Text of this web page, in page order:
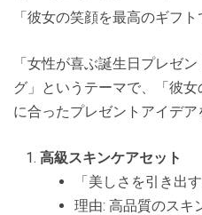
「彼女の笑顔を最高のギフト
「女性が喜ぶ誕生日プレゼ
グ」というテーマで、「彼女
に合ったプレゼントアイデア
高級スキンケアセット
「美しさを引き出
理由: 高品質のスキ